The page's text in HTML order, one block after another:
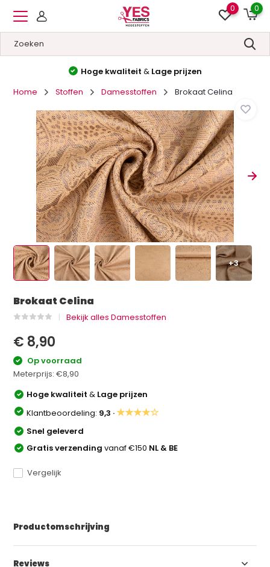
0 0
Hoge kwaliteit & Lage prijzen
Home
Stoffen Damesstoffen Brokaat Celina
+3
Brokaat Celina
Bekijk alles Damesstoffen
€ 8,90
Op voorraad
Meterprijs:€8,90
Hoge kwaliteit& Lage prijzen
Klantbeoordeling: 9,3 ·★★★★☆
Snel geleverd
Gratis verzendingvanaf €150 NL & BE
Vergelijk
Productomschrijving
Reviews